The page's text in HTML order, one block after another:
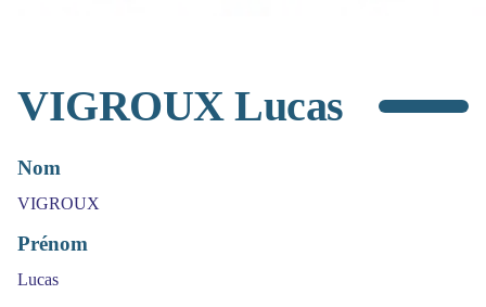
VIGROUX Lucas
Nom
VIGROUX
Prénom
Lucas